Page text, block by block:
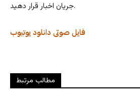
جریان اخبار قرار دهید.
یوتیوب دانلود فایل صوتی
مطالب مرتبط